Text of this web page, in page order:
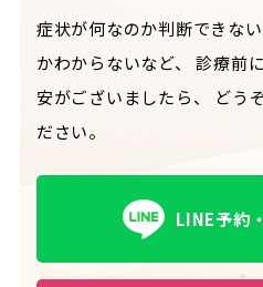
症状が何なのか判断できな
かわからないなど、
診療前
安がございましたら、
どう
ださい。
LINE予約